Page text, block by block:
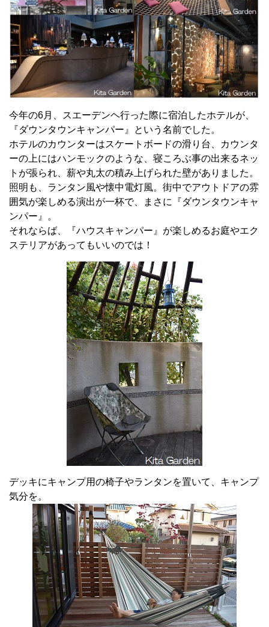
今年の6月、スエーデンヘ行った際に宿泊したホテルが、
『ダウンタウンキャンパー』という名前でした。
ホテルのカウンターはスケートボードの滑り台、カウンタ
ーの上にはハンモックのような、寝ころぶ事の出来るネッ
トが張られ、薪や丸太の積み上げられた壁がありました。
照明も、ランタン風や懐中電灯風。街中でアウトドアの雰
囲気が楽しめる演出が一杯で、まさに『ダウンタウンキャ
ンパー』。
それならば、『ハウスキャンパー』が楽しめるお庭やエク
ステリアがあってもいいのでは！
デッキにキャンプ用の椅子やランタンを置いて、キャンプ
気分を。